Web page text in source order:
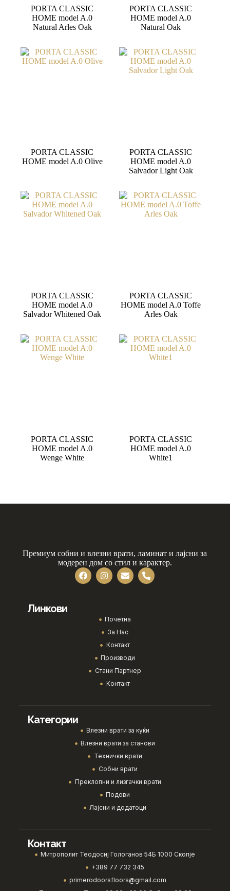
PORTA CLASSIC
HOME model A.0
Natural Arles Oak
PORTA CLASSIC
HOME model A.0
Natural Oak
PORTA CLASSIC
HOME model A.0 Olive
PORTA CLASSIC
HOME model A.0
Salvador Light Oak
PORTA CLASSIC
HOME model A.0
Salvador Whitened Oak
PORTA CLASSIC
HOME model A.0 Toffe
Arles Oak
PORTA CLASSIC
HOME model A.0
Wenge White
PORTA CLASSIC
HOME model A.0
White1
Премиум собни и влезни врати, ламинат и лајсни за
модерен дом со стил и карактер.
Линкови
Почетна
За Нас
Контакт
Производи
Стани Партнер
Контакт
Категории
Влезни врати за куќи
Влезни врати за станови
Технички врати
Собни врати
Преклопни и лизгачки врати
Подови
Лајсни и додатоци
Контакт
Митрополит Теодосиј Гологанов 54Б 1000 Скопје
+389 77 732 345
primerodoorsfloors@gmail.com